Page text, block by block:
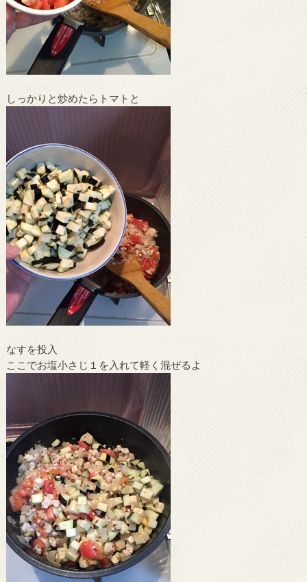
しっかりと炒めたらトマトと
なすを投入
ここでお塩小さじ１を入れて軽く混ぜるよ